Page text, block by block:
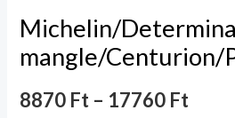
Michelin/
mangle/Centurion/
8870 Ft – 17760 Ft